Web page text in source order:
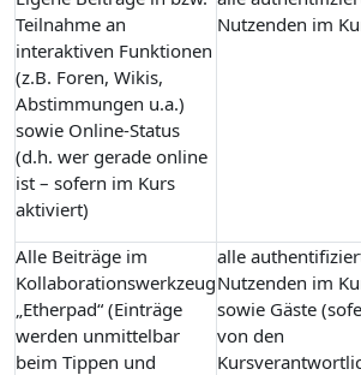
Teilnahme an
interaktiven Funktionen
(z.B. Foren, Wikis,
Abstimmungen u.a.)
sowie Online-Status
(d.h. wer gerade online
ist – sofern im Kurs
aktiviert)
Nutzenden im
Alle Beiträge im
Kollaborationswerkzeug
„Etherpad“ (Einträge
werden unmittelbar
beim Tippen und
alle
Nutzenden im
sowie Gäste
von den